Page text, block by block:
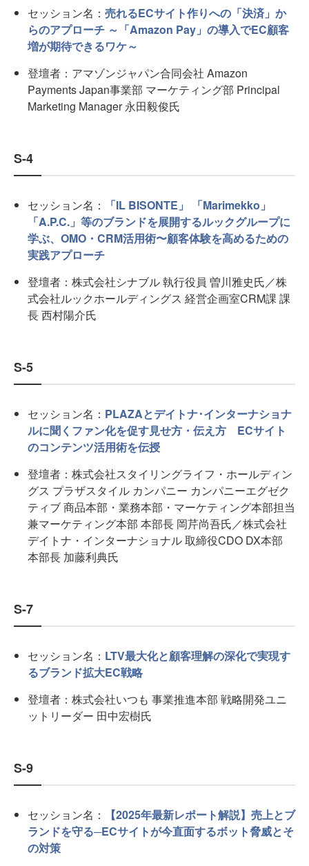
セッション名： 売れるECサイト作りへの「決済」か
らのアプローチ ～「Amazon Pay」の導入でEC顧客
増が期待できるワケ～
登壇者：アマゾンジャパン合同会社 Amazon
Payments Japan事業部 マーケティング部 Principal
Marketing Manager 永田毅俊氏
S-4
セッション名：
「IL BISONTE」 「Marimekko」
「A.P.C.」等のブランドを展開するルックグループに
学ぶ、OMO・CRM活⽤術〜顧客体験を⾼めるための
実践アプローチ
登壇者：株式会社シナブル 執行役員 曽川雅史氏／株
式会社ルックホールディングス 経営企画室CRM課 課
長 西村陽介氏
S-5
セッション名： PLAZAとデイトナ･インターナショナ
ルに聞くファン化を促す見せ方・伝え方 ECサイト
のコンテンツ活用術を伝授
登壇者：株式会社スタイリングライフ・ホールディン
グス プラザスタイル カンパニー カンパニーエグゼク
ティブ 商品本部・業務本部・マーケティング本部担当
兼マーケティング本部 本部長 岡芹尚吾氏／株式会社
デイトナ・インターナショナル 取締役CDO DX本部
本部長 加藤利典氏
S-7
セッション名： LTV最大化と顧客理解の深化で実現す
るブランド拡大EC戦略
登壇者：株式会社いつも 事業推進本部 戦略開発ユニ
ットリーダー 田中宏樹氏
S-9
セッション名：
【2025年最新レポート解説】売上とブ
ランドを守る─ECサイトが今直面するボット脅威とそ
の対策